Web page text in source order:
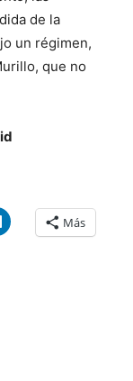
de la
un régimen,
que no
Más